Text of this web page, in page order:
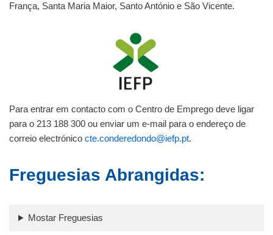
França, Santa Maria Maior, Santo António e São Vicente.
Para entrar em contacto com o Centro de Emprego deve ligar
para o 213 188 300 ou enviar um e-mail para o endereço de
correio electrónico cte.conderedondo@iefp.pt.
Freguesias Abrangidas:
Mostar Freguesias